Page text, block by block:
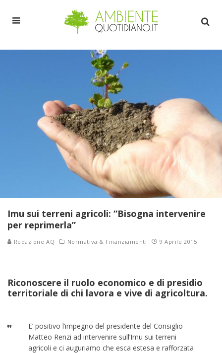
Imu sui terreni agricoli: “Bisogna intervenire
per reprimerla”
Redazione AQ Normativa & Finanziamenti 9 Aprile 2015
Riconoscere il ruolo economico e di presidio
territoriale di chi lavora e vive di agricoltura.
E’ positivo l’impegno del presidente del Consiglio
Matteo Renzi ad intervenire sull’Imu sui terreni
agricoli e ci auguriamo che esca estesa e rafforzata